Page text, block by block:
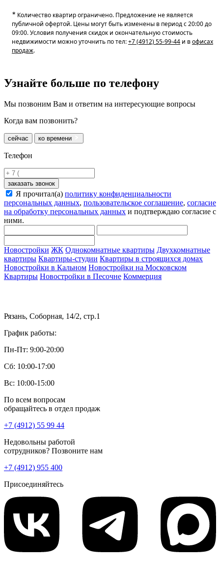
∗ Количество квартир ограничено. Предложение не является
публичной офертой. Цены могут быть изменены в период с 20:00 до
09:00. Условия получения скидок и окончательную стоимость
недвижимости можно уточнить по тел:+7 (4912) 55-99-44 и вофисах
продаж.
Узнайте больше по телефону
Мы позвоним Вам и ответим на интересующие вопросы
Когда вам позвонить?
сейчас ко времени
Телефон
заказать звонок
Я прочитал(а) политику конфиденциальности
персональных данных, пользовательское соглашение, согласие
на обработку персональных данных и подтверждаю согласие с
ними.
Новостройки ЖК Однокомнатные квартиры Двухкомнатные
квартиры Квартиры-студии Квартиры в строящихся домах
Новостройки в Кальном Новостройки на Московском
Квартиры Новостройки в Песочне Коммерция
Рязань, Соборная, 14/2, стр.1
График работы:
Пн-Пт: 9:00-20:00
Сб: 10:00-17:00
Вс: 10:00-15:00
По всем вопросам
обращайтесь в отдел продаж
+7 (4912) 55 99 44
Недовольны работой
сотрудников? Позвоните нам
+7 (4912) 955 400
Присоединяйтесь